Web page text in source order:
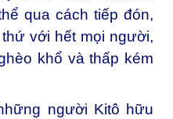
qua cách tiếp đón,
với hết mọi người,
khổ và thấp kém
người Kitô hữu